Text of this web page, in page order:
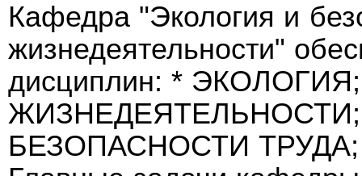
Кафедра "Экология и
жизнедеятельности"
дисциплин: *
БЕЗОПАСНОСТИ